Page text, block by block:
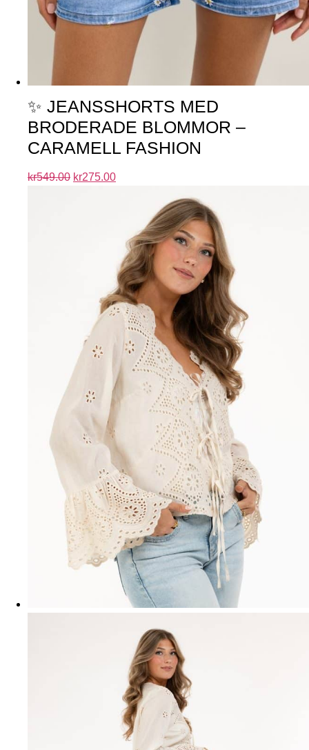
✨ JEANSSHORTS MED
BRODERADE BLOMMOR –
CARAMELL FASHION
kr549.00 kr275.00